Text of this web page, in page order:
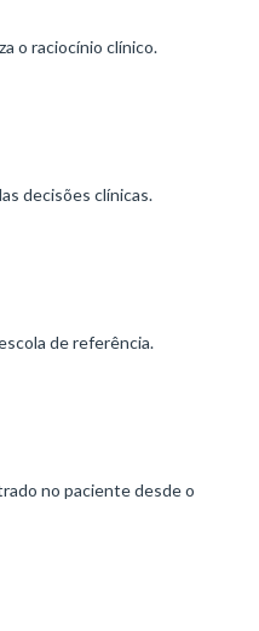
o raciocínio clínico.
decisões clínicas.
de referência.
no paciente desde o